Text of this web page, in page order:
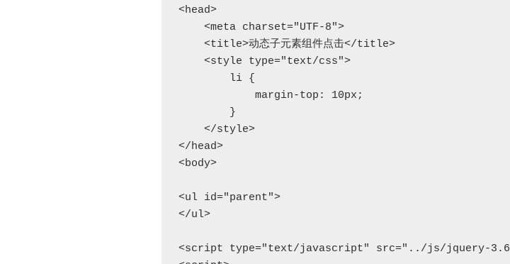
<head>
    <meta charset="UTF-8">
    <title>动态子元素组件点击</title>
    <style type="text/css">
            margin-top: 10px;
    </style>
</head>
<body>
<ul id="parent">
</ul>
<script type="text/javascript" src="../js/jquery-